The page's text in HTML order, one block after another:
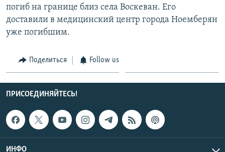
погиб на границе близ села Воскеван. Его
доставили в медицинский центр города Ноемберян
уже погибшим.
Поделиться Follow us
ПРИСОЕДИНЯЙТЕСЬ!
ИНФО